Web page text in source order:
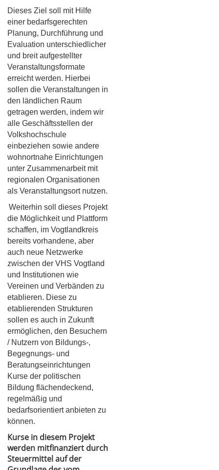
Dieses Ziel soll mit Hilfe
einer bedarfsgerechten
Planung, Durchführung und
Evaluation unterschiedlicher
und breit aufgestellter
Veranstaltungsformate
erreicht werden. Hierbei
sollen die Veranstaltungen in
den ländlichen Raum
getragen werden, indem wir
alle Geschäftsstellen der
Volkshochschule
einbeziehen sowie andere
wohnortnahe Einrichtungen
unter Zusammenarbeit mit
regionalen Organisationen
als Veranstaltungsort nutzen.
Weiterhin soll dieses Projekt
die Möglichkeit und Plattform
schaffen, im Vogtlandkreis
bereits vorhandene, aber
auch neue Netzwerke
zwischen der VHS Vogtland
und Institutionen wie
Vereinen und Verbänden zu
etablieren. Diese zu
etablierenden Strukturen
sollen es auch in Zukunft
ermöglichen, den Besuchern
/ Nutzern von Bildungs-,
Begegnungs- und
Beratungseinrichtungen
Kurse der politischen
Bildung flächendeckend,
regelmäßig und
bedarfsorientiert anbieten zu
können.
Kurse in diesem Projekt
werden mitfinanziert durch
Steuermittel auf der